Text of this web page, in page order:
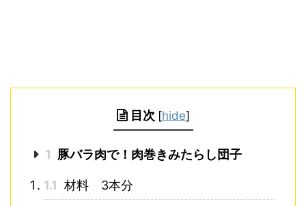
目次 [hide]
1 豚バラ肉で！肉巻きみたらし団子
1.1 材料 3本分